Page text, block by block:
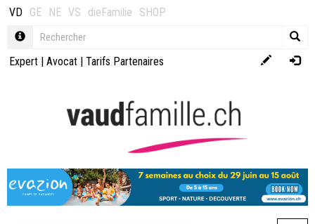
VD GE NE VS dieFamilie SHOP
Expert | Avocat | Tarifs Partenaires